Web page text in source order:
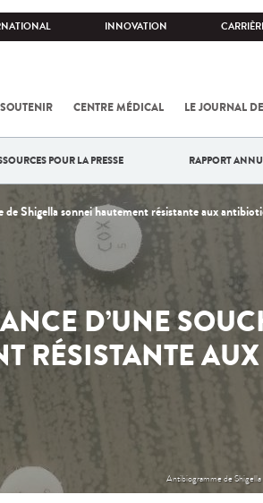
INNOVATION
CENTRE MÉDICAL LE JOURNAL
POUR LA PRESSE RAPPORT
de Shigella sonnei hautement résistante aux
D’UNE
RÉSISTANTE
Antibiogramme de